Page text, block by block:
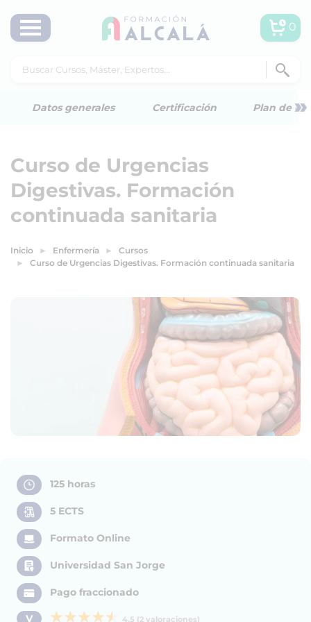
0
Datos generales Certificación Plan de »
Curso de Urgencias
Digestivas. Formación
continuada sanitaria
Inicio Enfermería
Cursos
Curso de Urgencias Digestivas. Formación continuada sanitaria
125 horas
5 ECTS
Formato Online
Universidad San Jorge
Pago fraccionado
V 4,5 (2 valoraciones)